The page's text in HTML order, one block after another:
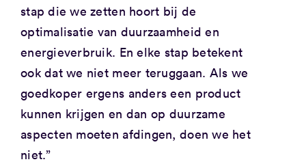
stap die we zetten hoort bij de
optimalisatie van duurzaamheid en
energieverbruik. En elke stap betekent
ook dat we niet meer teruggaan. Als we
goedkoper ergens anders een product
kunnen krijgen en dan op duurzame
aspecten moeten afdingen, doen we het
niet.”